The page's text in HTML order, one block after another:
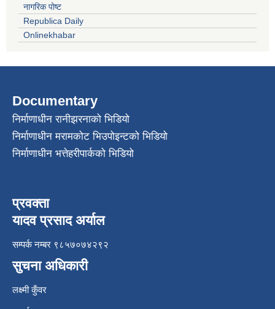
नागरिक पोष्ट
Republica Daily
Onlinekhabar
Documentary
निर्माणाधीन रानीझरनाको भिडियो
निर्माणाधीन मरामकोट भिउपोइन्टको भिडियो
निर्माणाधीन भत्तेहरीपार्कको भिडियो
प्रवक्ता
यादव प्रसाद अर्याल
सम्पर्क नम्बर ९८५७०७४२९२
सुचना अधिकारी
लक्ष्मी कुँवर